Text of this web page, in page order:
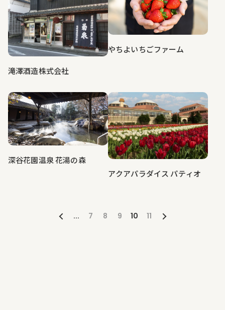
滝澤酒造株式会社
やちよいちごファーム
深谷花園温泉 花湯の森
アクアパラダイス パティオ
... 7 8 9 10 11